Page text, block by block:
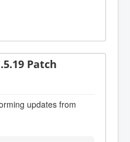
Patch
updates from